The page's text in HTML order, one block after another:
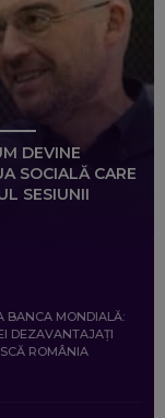
DEVINE
SOCIALĂ CARE
SESIUNII
BANCA MONDIALĂ:
DEZAVANTAJAȚI
ROMÂNIA